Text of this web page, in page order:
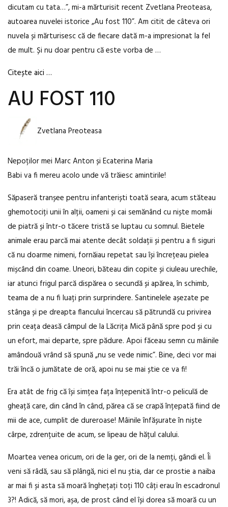
dicutam cu tata…”, mi-a mărturisit recent Zvetlana Preoteasa,
autoarea nuvelei istorice „Au fost 110”. Am citit de câteva ori
nuvela și mărturisesc că de fiecare dată m-a impresionat la fel
de mult. Și nu doar pentru că este vorba de …
Citește aici …
AU FOST 110
Zvetlana Preoteasa
Nepoților mei Marc Anton și Ecaterina Maria
Babi va fi mereu acolo unde vă trăiesc amintirile!
Săpaseră tranșee pentru infanteriști toată seara, acum stăteau
ghemotociți unii în alții, oameni și cai semănând cu niște momâi
de piatră și într-o tăcere tristă se luptau cu somnul. Bietele
animale erau parcă mai atente decât soldații și pentru a fi siguri
că nu doarme nimeni, fornăiau repetat sau își încrețeau pielea
mișcând din coame. Uneori, băteau din copite și ciuleau urechile,
iar atunci frigul parcă dispărea o secundă și apărea, în schimb,
teama de a nu fi luați prin surprindere. Santinelele așezate pe
stânga și pe dreapta flancului încercau să pătrundă cu privirea
prin ceața deasă câmpul de la Lăcrița Mică până spre pod și cu
un efort, mai departe, spre pădure. Apoi făceau semn cu mâinile
amândouă vrând să spună „nu se vede nimic”. Bine, deci vor mai
trăi încă o jumătate de oră, apoi nu se mai știe ce va fi!
Era atât de frig că își simțea fața înțepenită într-o peliculă de
gheață care, din când în când, părea că se crapă înțepată fiind de
mii de ace, cumplit de dureroase! Mâinile înfășurate în niște
cârpe, zdrențuite de acum, se lipeau de hățul calului.
Moartea venea oricum, ori de la ger, ori de la nemți, gândi el. Îi
veni să râdă, sau să plângă, nici el nu știa, dar ce prostie a naiba
ar mai fi și asta să moară înghețați toți 110 câți erau în escadronul
3?! Adică, să mori, așa, de prost când el își dorea să moară cu un